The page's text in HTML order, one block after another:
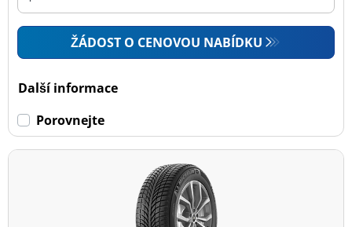
ŽÁDOST O CENOVOU NABÍDKU
Další informace
Porovnejte